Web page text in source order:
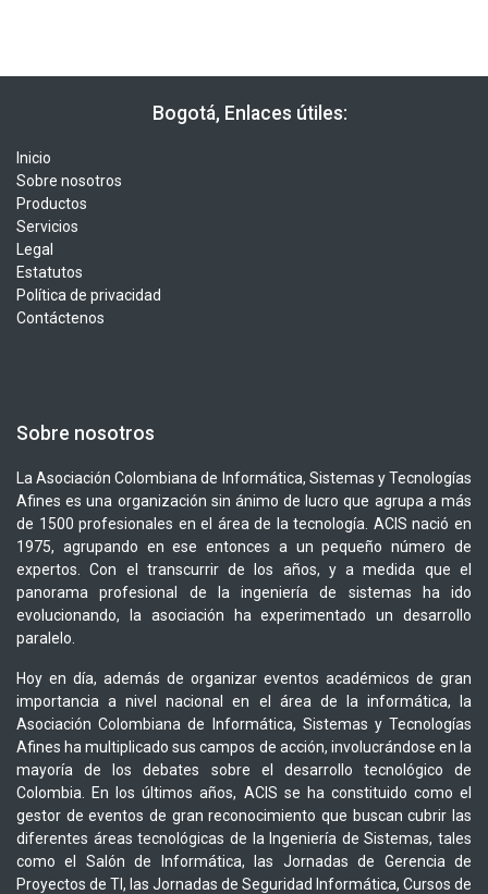
​​ Bogotá, Enlaces útiles:
Inicio
Sobre nosotros
Productos
Servicios
Legal
Estatutos
Política de privacidad
Contáctenos
Sobre nosotros
La Asociación Colombiana de Informática, Sistemas y Tecnologías
Afines es una organización sin ánimo de lucro que agrupa a más
de 1500 profesionales en el área de la tecnología. ACIS nació en
1975, agrupando en ese entonces a un pequeño número de
expertos. Con el transcurrir de los años, y a medida que el
panorama profesional de la ingeniería de sistemas ha ido
evolucionando, la asociación ha experimentado un desarrollo
paralelo.
Hoy en día, además de organizar eventos académicos de gran
importancia a nivel nacional en el área de la informática, la
Asociación Colombiana de Informática, Sistemas y Tecnologías
Afines ha multiplicado sus campos de acción, involucrándose en la
mayoría de los debates sobre el desarrollo tecnológico de
Colombia. En los últimos años, ACIS se ha constituido como el
gestor de eventos de gran reconocimiento que buscan cubrir las
diferentes áreas tecnológicas de la Ingeniería de Sistemas, tales
como el Salón de Informática, las Jornadas de Gerencia de
Proyectos de TI, las Jornadas de Seguridad Informática, Cursos de